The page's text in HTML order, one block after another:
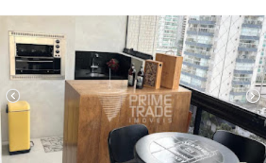
chevron_left chevron_right